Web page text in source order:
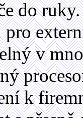
do
pro
v
k